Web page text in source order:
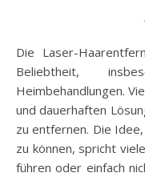
Die Laser-Haarentfernung erfreut sich immer größerer
Beliebtheit,
Heimbehandlungen.
und dauerhaften
zu entfernen. Die
zu können, spricht
führen oder einfach